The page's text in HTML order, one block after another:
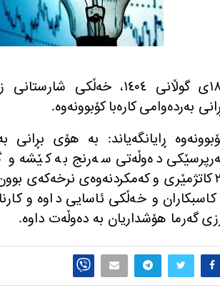
ڕۆژی پێنجشه‌ممه‌ ١٨ی گوڵانی
به‌رده‌وامی كاره‌با كۆبوونه‌وه‌.
ڕایانگه‌یاند: به‌ هۆی بڕانی
ده‌وڵه‌تی سه‌رنج به‌ كێشه و
دابینكردنی كاره‌بای ٢٤ كاتژمێری و كه‌مكردنه‌وه‌ی
كاسبكاران و خه‌ڵكی ئاسایی داوه‌ و
گه‌رما هۆشداریان به‌ ده‌وڵه‌ت داوه‌.